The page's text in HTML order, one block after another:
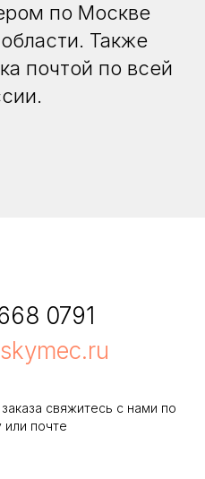
по Москве
Также
почтой по всей
0791
свяжитесь с нами по
или почте